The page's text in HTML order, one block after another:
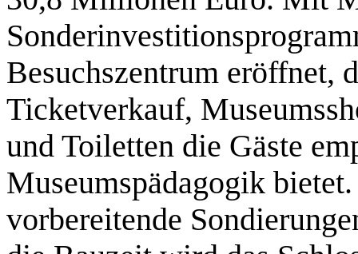
Besuchszentrum eröffnet,
Ticketverkauf,
und Toiletten die Gäste
Museumspädagogik
vorbereitende